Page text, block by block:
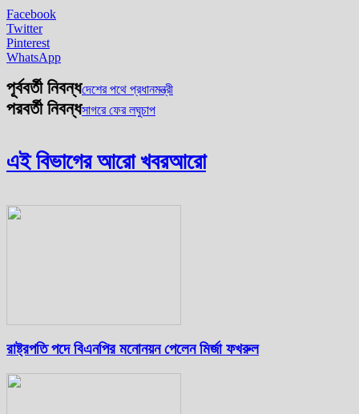
Facebook
Twitter
Pinterest
WhatsApp
পূর্ববর্তী নিবন্ধদেশের পথে প্রধানমন্ত্রী
পরবর্তী নিবন্ধসাগরে ফের লঘুচাপ
এই বিভাগের আরো খবরআরো
রাষ্ট্রপতি পদে বিএনপির মনোনয়ন পেলেন মির্জা ফখরুল